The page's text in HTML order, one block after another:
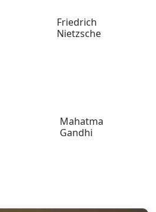
Friedrich
Nietzsche
Mahatma
Gandhi